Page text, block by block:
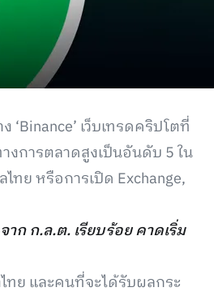
‘Binance’ เว็บเทรดคริปโตที่
งการตลาดสูงเป็นอันดับ 5 ใน
ทย หรือการเปิด Exchange,
จาก ก.ล.ต. เรียบร้อย คาดเริ่ม
ทย และคนที่จะได้รับผลกระ